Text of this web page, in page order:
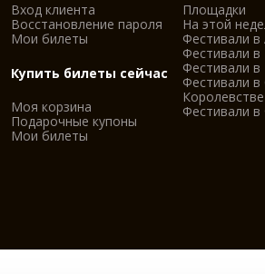
Вход клиента
Восстановление пароля
Мои билеты
Купить билеты сейчас
Моя корзина
Подарочные купоны
Мои билеты
Площадки
На этой
Фестивали в
Фестивали в
Фестивали в
Фестивали
Королевстве
Фестивали